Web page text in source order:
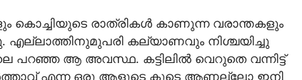
കൊച്ചിയുടെ രാത്രികൾ കാണുന്ന വരാന്തകളും
എല്ലാത്തിനുമുപരി കല്യാണവും നിശ്ചയിച്ചു
പറഞ്ഞ ആ അവസ്ഥ. കട്ടിലിൽ വെറുതെ വന്നിട്ട്
ഭർത്താവ് എന്ന ഒരു ആളുടെ കൂടെ ആണല്ലോ ഇനി